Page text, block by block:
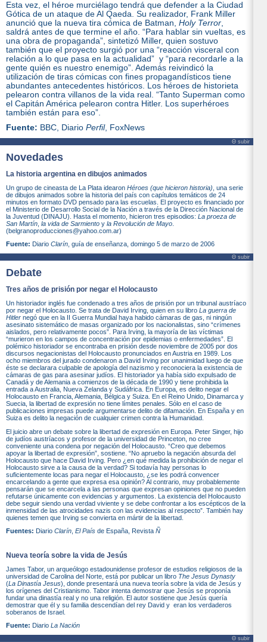
Esta vez, el héroe murciélago tendrá que defender a la Ciudad
Gótica de un ataque de Al Qaeda. Su realizador, Frank Miller
anunció que la nueva tira cómica de Batman, Holy Terror,
saldrá antes de que termine el año. “Para hablar sin vueltas, es
una obra de propaganda”, sintetizó Miller, quien sostuvo
también que el proyecto surgió por una “reacción visceral con
relación a lo que pasa en la actualidad” y “para recordarle a la
gente quién es nuestro enemigo”. Además reivindicó la
utilización de tiras cómicas con fines propagandísticos tiene
abundantes antecedentes históricos. Los héroes de historieta
pelearon contra villanos de la vida real. “Tanto Superman como
el Capitán América pelearon contra Hitler. Los superhéroes
también están para eso”.
Fuente: BBC, Diario Perfil, FoxNews
Θ subir
Novedades
La historia argentina en dibujos animados
Un grupo de cineasta de La Plata idearon Héroes (que hicieron historia) , una serie
de dibujos animados sobre la historia del país con capítulos temáticos de 24
minutos en formato DVD pensado para las escuelas. El proyecto es financiado por
el Ministerio de Desarrollo Social de la Nación a través de la Dirección Nacional de
la Juventud (DINAJU). Hasta el momento, hicieron tres episodios: La proeza de
San Martín la vida de Sarmiento y la Revolución de Mayo
(belgranoproducciones@yahoo.com.ar)
Fuente: Diario Clarín , guía de enseñanza, domingo 5 de marzo de 2006
Θ subir
Debate
Tres años de prisión por negar el Holocausto
Un historiador inglés fue condenado a tres años de prisión por un tribunal austríaco
por negar el Holocausto. Se trata de David Irving, quien en su libro La guerra de
Hitler negó que en la II Guerra Mundial haya habido cámaras de gas, ni ningún
asesinato sistemático de masas organizado por los nacionalistas, sino “crímenes
aislados, pero relativamente pocos”. Para Irving, la mayoría de las víctimas
“murieron en los campos de concentración por epidemias o enfermedades”. El
polémico historiador se encontraba en prisión desde noviembre de 2005 por dos
discursos negacionistas del Holocausto pronunciados en Austria en 1989. Los
ocho miembros del jurado condenaron a David Irving por unanimidad luego de que
éste se declarara culpable de apología del nazismo y reconociera la existencia de
cámaras de gas para asesinar judíos. El historiador ya había sido expulsado de
Canadá y de Alemania a comienzos de la década de 1990 y tiene prohibida la
entrada a Australia, Nueva Zelanda y Sudáfrica. En Europa, es delito negar el
Holocausto en Francia, Alemania, Bélgica y Suiza. En el Reino Unido, Dinamarca y
Suecia, la libertad de expresión no tiene límites penales. Sólo en el caso de
publicaciones impresas puede argumentarse delito de difamación. En España y en
Suiza es delito la negación de cualquier crimen contra la Humanidad.
El juicio abre un debate sobre la libertad de expresión en Europa. Peter Singer, hijo
de judíos austríacos y profesor de la universidad de Princeton, no cree
conveniente una condena por negación del Holocausto. “Creo que debemos
apoyar la libertad de expresión”, sostiene. “No apruebo la negación absurda del
Holocausto que hace David Irving. Pero ¿en qué medida la prohibición de negar el
Holocausto sirve a la causa de la verdad? Si todavía hay personas lo
suficientemente locas para negar el Holocausto, ¿se les podrá convencer
encarcelando a gente que expresa esa opinión? Al contrario, muy probablemente
pensarán que se encarcela a las personas que expresan opiniones que no pueden
refutarse únicamente con evidencias y argumentos. La existencia del Holocausto
debe seguir siendo una verdad viviente y se debe confrontar a los escépticos de la
inmensidad de las atrocidades nazis con las evidencias al respecto”. También hay
quienes temen que Irving se convierta en mártir de la libertad.
Fuentes: Diario Clarín El País de España, Revista Ñ
Nueva teoría sobre la vida de Jesús
James Tabor, un arqueólogo estadounidense profesor de estudios religiosos de la
universidad de Carolina del Norte, está por publicar un libro The Jesus Dynasty
(La Dinastía Jesus), donde presentará una nueva teoría sobre la vida de Jesús y
los orígenes del Cristianismo. Tabor intenta demostrar que Jesús se proponía
fundar una dinastía real y no una religión. El autor sostiene que Jesús quería
demostrar que él y su familia descendían del rey David y eran los verdaderos
soberanos de Israel.
Fuente: Diario La Nación
Θ subir